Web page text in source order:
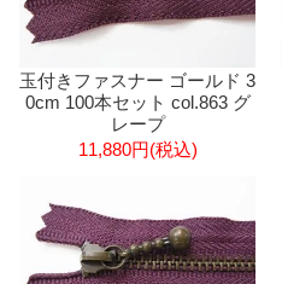
玉付きファスナー ゴールド 3
0cm 100本セット col.863 グ
レープ
11,880円(税込)